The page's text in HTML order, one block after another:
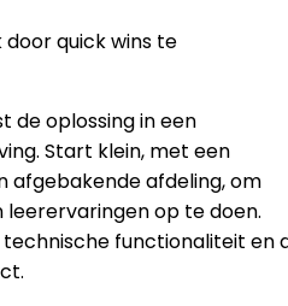
quick wins te
de oplossing in een
Start klein, met een
afgebakende afdeling, om
leerervaringen op te doen.
functionaliteit en